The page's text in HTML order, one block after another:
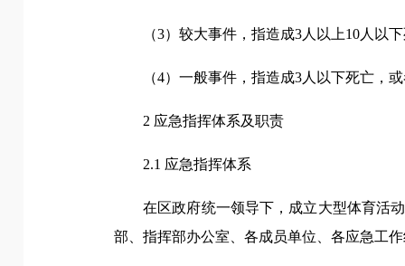
（3）较大事件，指造成3人以上10人以
（4）一般事件，指造成3人以下死亡，
2 应急指挥体系及职责
2.1 应急指挥体系
在区政府统一领导下，成立大型体育活
部、指挥部办公室、各成员单位、各应急工